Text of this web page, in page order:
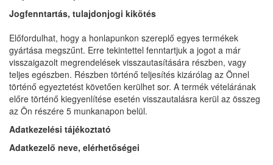
Jogfenntartás, tulajdonjogi kikötés
Előfordulhat, hogy a honlapunkon szereplő egyes termékek
gyártása megszűnt. Erre tekintettel fenntartjuk a jogot a már
visszaigazolt megrendelések visszautasítására részben, vagy
teljes egészben. Részben történő teljesítés kizárólag az Önnel
történő egyeztetést követően kerülhet sor. A termék vételárának
előre történő kiegyenlítése esetén visszautalásra kerül az összeg
az Ön részére 5 munkanapon belül.
Adatkezelési tájékoztató
Adatkezelő neve, elérhetőségei